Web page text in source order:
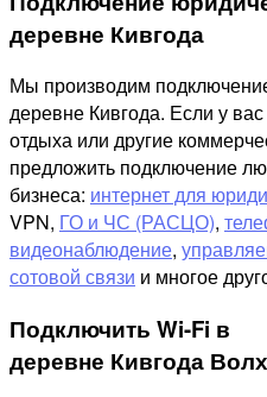
деревне Кивгода
Мы производим
деревне Кивгода. Если у
отдыха или другие
предложить подключение
бизнеса: интернет для
VPN, ГО и ЧС (РАСЦО),
видеонаблюдение,
сотовой связи и многое
Подключить Wi-Fi в
деревне Кивгода